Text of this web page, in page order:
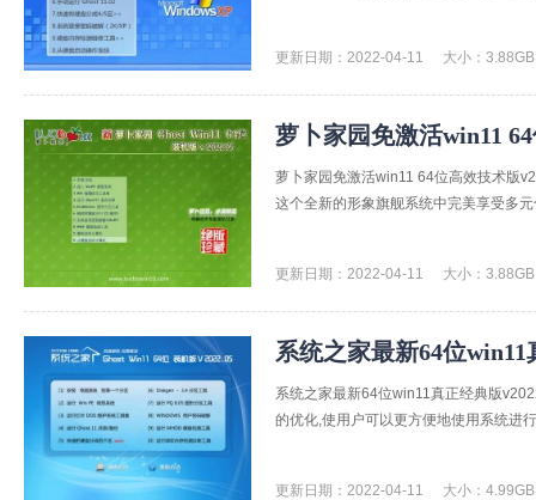
更新日期：2022-04-11 大小：3.88GB
萝卜家园免激活win11
萝卜家园免激活win11 64位高效技术版
这个全新的形象旗舰系统中完美享受多
更新日期：2022-04-11 大小：3.88GB
系统之家最新64位win11
系统之家最新64位win11真正经典版
的优化,使用户可以更方便地使用系统进
更新日期：2022-04-11 大小：4.99GB